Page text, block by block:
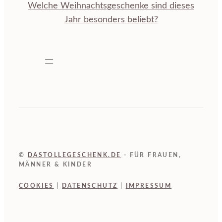
Welche Weihnachtsgeschenke sind dieses
Jahr besonders beliebt?
© DASTOLLEGESCHENK.DE
- FÜR FRAUEN,
MÄNNER & KINDER
COOKIES DATENSCHUTZ IMPRESSUM